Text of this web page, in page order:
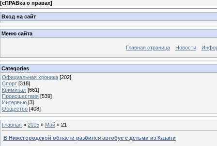
[сПРАВка о правах]
Вход на сайт
Меню сайта
Главная страница Новости
Categories
Официальная хроника [202]
Спорт [318]
Криминал [661]
Происшествия [539]
Интервью [3]
Общество [408]
Главная » 2015 » Май » 21
В Нижегородской области разбился автобус с детьми из Казани